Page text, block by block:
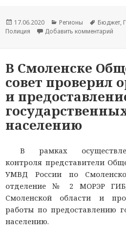
Опубликовано
17.06.2020 Рубрики
Регионы Метки
Бюджет,
Полиция
Добавить комментарий
В Смоленске
совет проверил
и
населению
В рамках
контроля представители
УМВД России по
отделение № 2 МОРЭР
Смоленской области и
работы по предоставлению
населению.